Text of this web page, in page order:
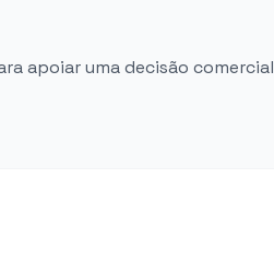
apoiar uma decisão comercial